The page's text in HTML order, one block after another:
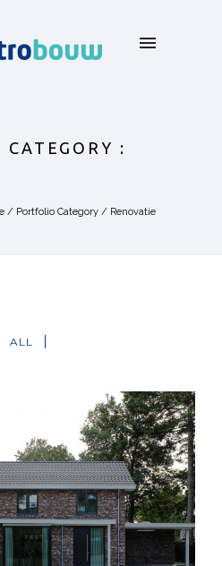
:
/ Portfolio Category / Renovatie
ALL
LUNTEREN
·Verbouw·Woning